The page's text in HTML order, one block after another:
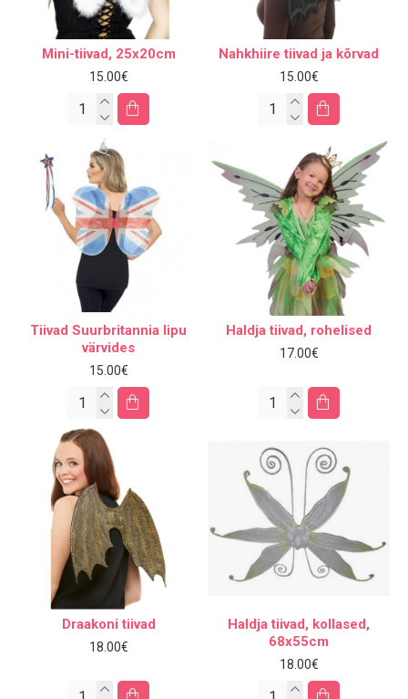
Mini-tiivad, 25x20cm
15.00€
Nahkhiire tiivad ja kõrvad
15.00€
Tiivad Suurbritannia lipu
värvides
15.00€
Haldja tiivad, rohelised
17.00€
Draakoni tiivad
18.00€
Haldja tiivad, kollased,
68x55cm
18.00€